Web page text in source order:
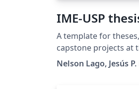
IME-USP
A template for
capstone projects at
Mathematics,
Science (Instituto de
Nelson Lago, Jesús